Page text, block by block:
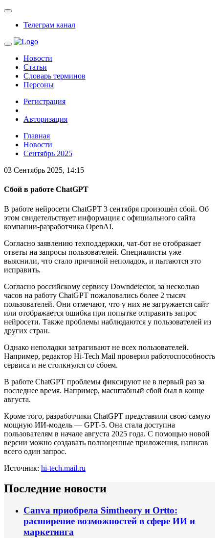
Телеграм канал
Новости
Статьи
Словарь терминов
Персоны
Регистрация
Авторизация
Главная
Новости
Сентябрь 2025
03 Сентябрь 2025, 14:15
Сбой в работе ChatGPT
В работе нейросети ChatGPT 3 сентября произошёл сбой. Об
этом свидетельствует информация с официального сайта
компании-разработчика OpenAI.
Согласно заявлению техподдержки, чат-бот не отображает
ответы на запросы пользователей. Специалисты уже
выяснили, что стало причиной неполадок, и пытаются это
исправить.
Согласно российскому сервису Downdetector, за несколько
часов на работу ChatGPT пожаловались более 2 тысяч
пользователей. Они отмечают, что у них не загружается сайт
или отображается ошибка при попытке отправить запрос
нейросети. Также проблемы наблюдаются у пользователей из
других стран.
Однако неполадки затрагивают не всех пользователей.
Например, редактор Hi-Tech Mail проверил работоспособность
сервиса и не столкнулся со сбоем.
В работе ChatGPT проблемы фиксируют не в первый раз за
последнее время. Например, масштабный сбой был в конце
августа.
Кроме того, разработчики ChatGPT представили свою самую
мощную ИИ-модель — GPT-5. Она стала доступна
пользователям в начале августа 2025 года. С помощью новой
версии можно создавать полноценные приложения, написав
всего один запрос.
Источник: hi-tech.mail.ru
Последние новости
Canva приобрела Simtheory и Ortto:
расширение возможностей в сфере ИИ и
маркетинга